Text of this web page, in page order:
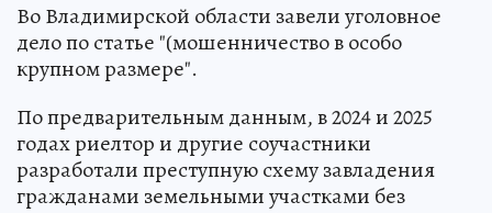
Во Владимирской области завели уголовное
дело по статье "(мошенничество в особо
крупном размере".
По предварительным данным, в 2024 и 2025
годах риелтор и другие соучастники
разработали преступную схему завладения
гражданами земельными участками без